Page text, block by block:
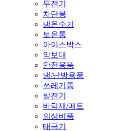
무전기
차단봉
냉온수기
보온통
아이스박스
악보대
안전용품
냉/난방용품
쓰레기통
발전기
바닥재/매트
의상비품
태극기